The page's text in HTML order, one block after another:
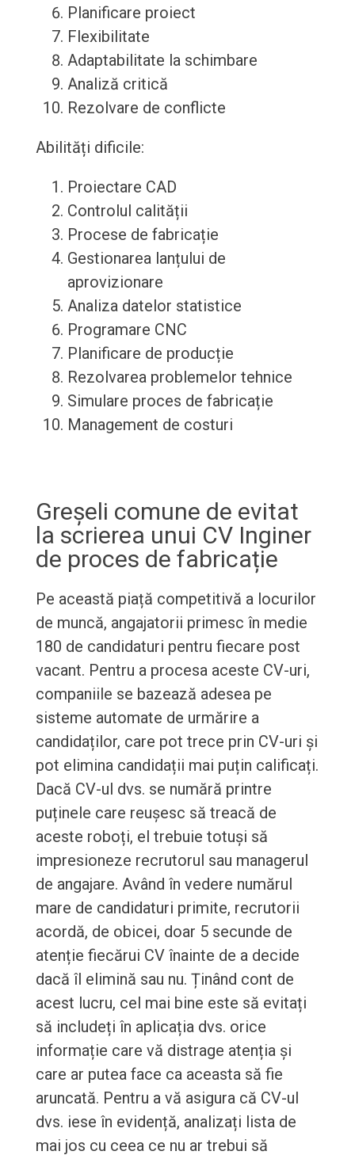
Planificare proiect
Flexibilitate
Adaptabilitate la schimbare
Analiză critică
Rezolvare de conflicte
Abilități dificile:
Proiectare CAD
Controlul calității
Procese de fabricație
Gestionarea lanțului de
aprovizionare
Analiza datelor statistice
Programare CNC
Planificare de producție
Rezolvarea problemelor tehnice
Simulare proces de fabricație
Management de costuri
Greșeli comune de evitat
la scrierea unui CV Inginer
de proces de fabricație
Pe această piață competitivă a locurilor
de muncă, angajatorii primesc în medie
180 de candidaturi pentru fiecare post
vacant. Pentru a procesa aceste CV-uri,
companiile se bazează adesea pe
sisteme automate de urmărire a
candidaților, care pot trece prin CV-uri și
pot elimina candidații mai puțin calificați.
Dacă CV-ul dvs. se numără printre
puținele care reușesc să treacă de
aceste roboți, el trebuie totuși să
impresioneze recrutorul sau managerul
de angajare. Având în vedere numărul
mare de candidaturi primite, recrutorii
acordă, de obicei, doar 5 secunde de
atenție fiecărui CV înainte de a decide
dacă îl elimină sau nu. Ținând cont de
acest lucru, cel mai bine este să evitați
să includeți în aplicația dvs. orice
informație care vă distrage atenția și
care ar putea face ca aceasta să fie
aruncată. Pentru a vă asigura că CV-ul
dvs. iese în evidență, analizați lista de
mai jos cu ceea ce nu ar trebui să